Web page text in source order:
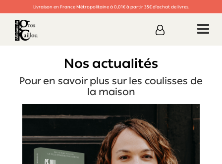
Livraison en France Métropolitaine à 0,01€ à partir 35€ d’achat de livres.
Nos actualités
Pour en savoir plus sur les coulisses de
la maison